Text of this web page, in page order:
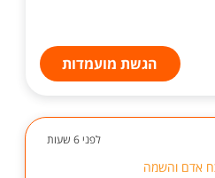
הגשת מועמדות
לפני 6 שעות